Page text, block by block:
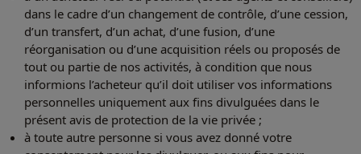
dans le cadre d’un changement de contrôle, d’une cession,
d’un transfert, d’un achat, d’une fusion, d’une
réorganisation ou d’une acquisition réels ou proposés de
tout ou partie de nos activités, à condition que nous
informions l’acheteur qu’il doit utiliser vos informations
personnelles uniquement aux fins divulguées dans le
présent avis de protection de la vie privée ;
à toute autre personne si vous avez donné votre